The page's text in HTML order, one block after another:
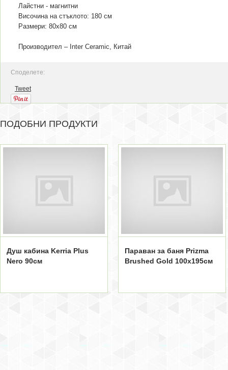
Лайстни - магнитни
Височина на стъклото: 180 см
Размери: 80x80 см
Производител – Inter Ceramic, Китай
Споделете:
Tweet
ПОДОБНИ ПРОДУКТИ
Душ кабина Kerria Plus
Nero 90см
Параван за баня Prizma
Brushed Gold 100x195см